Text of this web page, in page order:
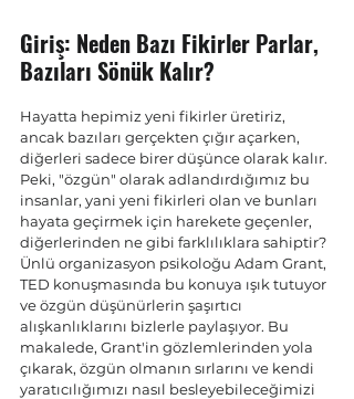
Giriş: Neden Bazı Fikirler Parlar,
Bazıları Sönük Kalır?
Hayatta hepimiz yeni fikirler üretiriz,
ancak bazıları gerçekten çığır açarken,
diğerleri sadece birer düşünce olarak kalır.
Peki, "özgün" olarak adlandırdığımız bu
insanlar, yani yeni fikirleri olan ve bunları
hayata geçirmek için harekete geçenler,
diğerlerinden ne gibi farklılıklara sahiptir?
Ünlü organizasyon psikoloğu Adam Grant,
TED konuşmasında bu konuya ışık tutuyor
ve özgün düşünürlerin şaşırtıcı
alışkanlıklarını bizlerle paylaşıyor. Bu
makalede, Grant'in gözlemlerinden yola
çıkarak, özgün olmanın sırlarını ve kendi
yaratıcılığımızı nasıl besleyebileceğimizi